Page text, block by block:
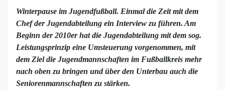
Winterpause im Jugendfußball. Einmal die Zeit mit dem
Chef der Jugendabteilung ein Interview zu führen. Am
Beginn der 2010er hat die Jugendabteilung mit dem sog.
Leistungsprinzip eine Umsteuerung vorgenommen, mit
dem Ziel die Jugendmannschaften im Fußballkreis mehr
nach oben zu bringen und über den Unterbau auch die
Seniorenmannschaften zu stärken.